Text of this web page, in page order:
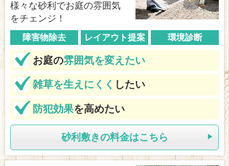
様々な砂利でお庭の雰囲気
をチェンジ！
障害物除去 レイアウト提案 環境診断
お庭の雰囲気を変えたい
雑草を生えにくく したい
防犯効果を高めたい
砂利敷きの料金はこちら